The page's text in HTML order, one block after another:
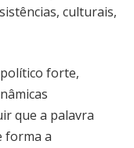
culturais,
forte,
que a palavra
forma a